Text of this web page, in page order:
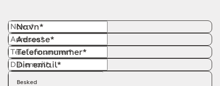
Navn*
Adresse*
Telefonnummer*
Din email*
Besked